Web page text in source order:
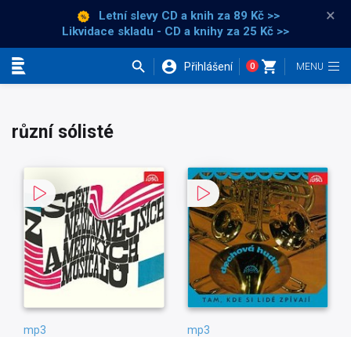
Letní slevy CD a knih za 89 Kč >>
Likvidace skladu - CD a knihy za 25 Kč >>
×
Přihlášení 0
různí sólisté
mp3 mp3